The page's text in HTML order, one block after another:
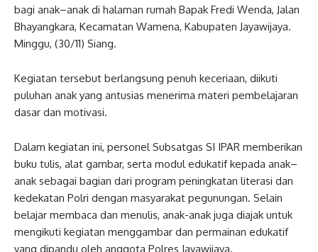
bagi anak–anak di halaman rumah Bapak Fredi Wenda, Jalan
Bhayangkara, Kecamatan Wamena, Kabupaten Jayawijaya.
Minggu, (30/11) Siang.
Kegiatan tersebut berlangsung penuh keceriaan, diikuti
puluhan anak yang antusias menerima materi pembelajaran
dasar dan motivasi.
Dalam kegiatan ini, personel Subsatgas SI IPAR memberikan
buku tulis, alat gambar, serta modul edukatif kepada anak–
anak sebagai bagian dari program peningkatan literasi dan
kedekatan Polri dengan masyarakat pegunungan. Selain
belajar membaca dan menulis, anak-anak juga diajak untuk
mengikuti kegiatan menggambar dan permainan edukatif
yang dipandu oleh anggota Polres Jayawijaya.